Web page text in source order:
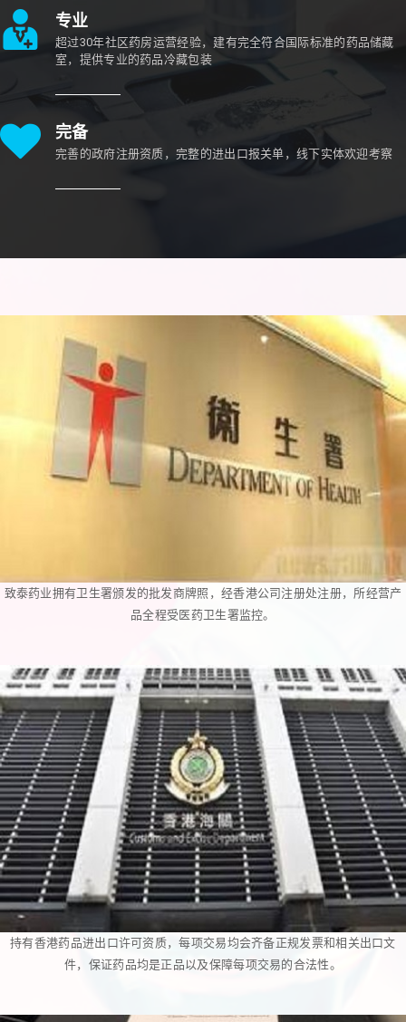
专业
超过30年社区药房运营经验，建有完全符合国际标准的药品储藏
室，提供专业的药品冷藏包装
完备
完善的政府注册资质，完整的进出口报关单，线下实体欢迎考察
致泰药业拥有卫生署颁发的批发商牌照，经香港公司注册处注册，所经营产
品全程受医药卫生署监控。
持有香港药品进出口许可资质，每项交易均会齐备正规发票和相关出口文
件，保证药品均是正品以及保障每项交易的合法性。